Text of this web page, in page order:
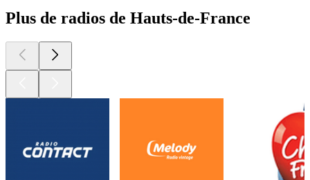
Plus de radios de Hauts-de-France